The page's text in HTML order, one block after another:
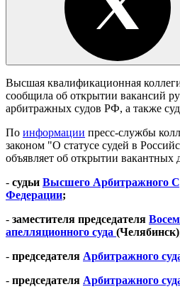
Высшая квалификационная
сообщила об открытии вакансий
арбитражных судов РФ, а также
По информации пресс-службы
законом "О статусе судей в
объявляет об открытии вакантных
- судьи Высшего Арбитражного
Федерации;
- заместителя председателя
апелляционного суда
- председателя Арбитражного
- председателя Арбитражного